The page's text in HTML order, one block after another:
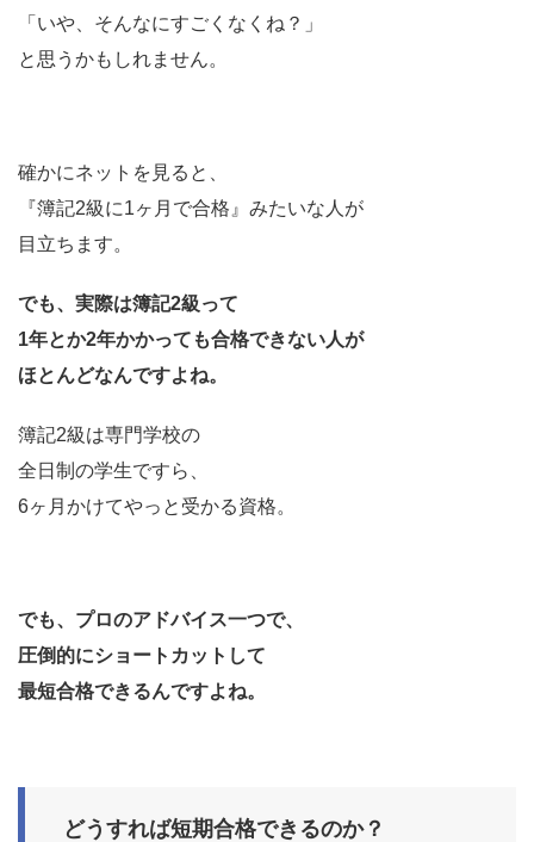
「いや、そんなにすごくなくね？」
と思うかもしれません。
確かにネットを見ると、
『簿記2級に1ヶ月で合格』みたいな人が
目立ちます。
でも、実際は簿記2級って
1年とか2年かかっても合格できない人が
ほとんどなんですよね。
簿記2級は専門学校の
全日制の学生ですら、
6ヶ月かけてやっと受かる資格。
でも、プロのアドバイス一つで、
圧倒的にショートカットして
最短合格できるんですよね。
どうすれば短期合格できるのか？